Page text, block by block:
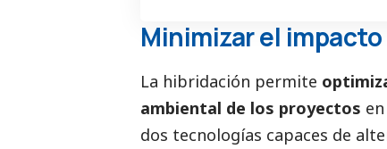
Minimizar el
La hibridación permite
ambiental de los proyectos
dos tecnologías capaces de